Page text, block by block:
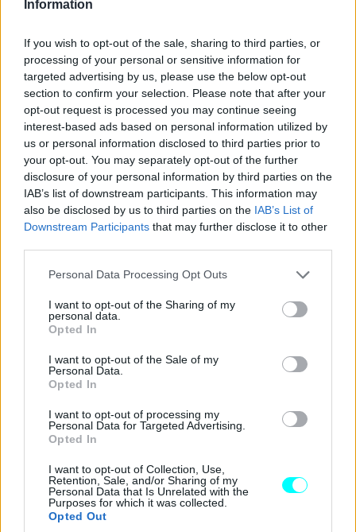
Information
If you wish to opt-out of the sale, sharing to third parties, or
processing of your personal or sensitive information for
targeted advertising by us, please use the below opt-out
section to confirm your selection. Please note that after your
opt-out request is processed you may continue seeing
interest-based ads based on personal information utilized by
us or personal information disclosed to third parties prior to
your opt-out. You may separately opt-out of the further
disclosure of your personal information by third parties on the
IAB’s list of downstream participants. This information may
also be disclosed by us to third parties on the IAB’s List of
Downstream Participants that may further disclose it to other
Please note that this website/app uses one or more Google
not limited to your visit or usage behaviour. You may click to
grant or deny consent to Google and its third-party tags to
use your data for below specified purposes in below Google
consent section.
Personal Data Processing Opt Outs
I want to opt-out of the Sharing of my
personal data.
Opted In
I want to opt-out of the Sale of my
Personal Data.
Opted In
I want to opt-out of processing my
Personal Data for Targeted Advertising.
Opted In
I want to opt-out of Collection, Use,
Retention, Sale, and/or Sharing of my
Personal Data that Is Unrelated with the
Purposes for which it was collected.
Opted Out
Η τιμή εκκίνησης τουCitroen C3 Aircross με κινητήρα
βενζίνης ανέρχεται στα 19.500 ευρώ,